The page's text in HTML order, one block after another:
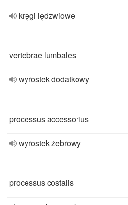
kręgi lędźwiowe
vertebrae lumbales
wyrostek dodatkowy
processus accessorius
wyrostek żebrowy
processus costalis